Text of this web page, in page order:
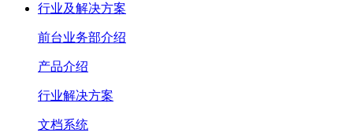
行业及解决方案
前台业务部介绍
产品介绍
行业解决方案
文档系统